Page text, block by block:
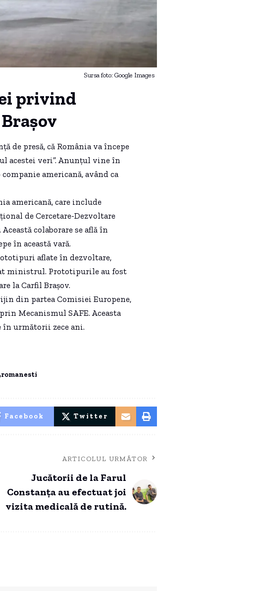
Sursa foto: Google Images
privind
de presă, că România va începe
acestei veri”. Anunțul vine în
americană, având ca
americană, care include
de Cercetare-Dezvoltare
colaborare se află în
în această vară.
aflate în dezvoltare,
ministrul. Prototipurile au fost
la Carfil Brașov.
din partea Comisiei Europene,
Mecanismul SAFE. Aceasta
următorii zece ani.
romanesti
Facebook Twitter
ARTICOLUL URMĂTOR
Jucătorii de la Farul
Constanța au efectuat joi
vizita medicală de rutină.